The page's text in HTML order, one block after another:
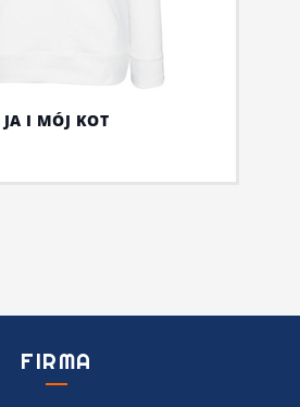
JA I MÓJ KOT
FIRMA